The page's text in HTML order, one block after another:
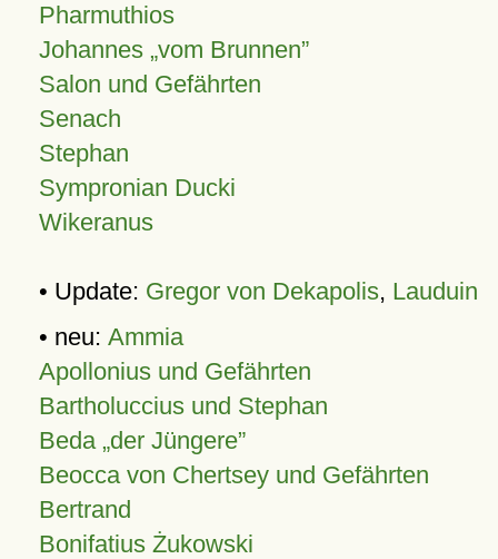
Pharmuthios
Johannes vom Brunnen
Salon und Gefährten
Senach
Stephan
Sympronian Ducki
Wikeranus
• Update: Gregor von Dekapolis, Lauduin
• neu: Ammia
Apollonius und Gefährten
Bartholuccius und Stephan
Beda „der Jüngere”
Beocca von Chertsey und Gefährten
Bertrand
Bonifatius Żukowski